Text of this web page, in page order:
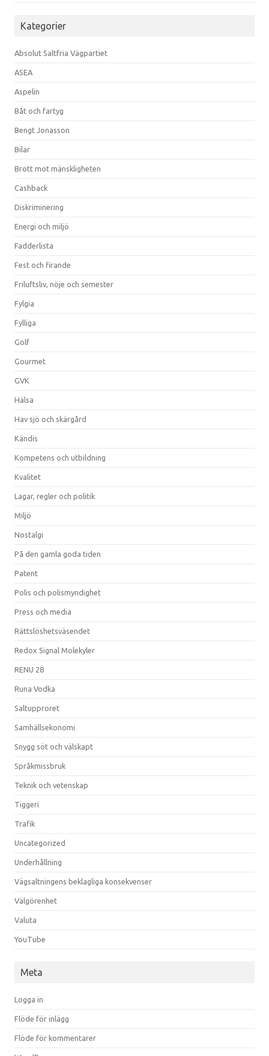
Kategorier
Absolut Saltfria Vägpartiet
ASEA
Aspelin
Båt och fartyg
Bengt Jonasson
Bilar
Brott mot mänskligheten
Cashback
Diskriminering
Energi och miljö
Fadderlista
Fest och firande
Friluftsliv, nöje och semester
Fylgia
Fylliga
Golf
Gourmet
GVK
Hälsa
Hav sjö och skärgård
Kändis
Kompetens och utbildning
Kvalitet
Lagar, regler och politik
Miljö
Nostalgi
På den gamla goda tiden
Patent
Polis och polismyndighet
Press och media
Rättslöshetsväsendet
Redox Signal Molekyler
RENU 28
Runa Vodka
Saltupproret
Samhällsekonomi
Snygg söt och välskapt
Språkmissbruk
Teknik och vetenskap
Tiggeri
Trafik
Uncategorized
Underhållning
Vägsaltningens beklagliga konsekvenser
Välgörenhet
Valuta
YouTube
Meta
Logga in
Flöde för inlägg
Flöde för kommentarer